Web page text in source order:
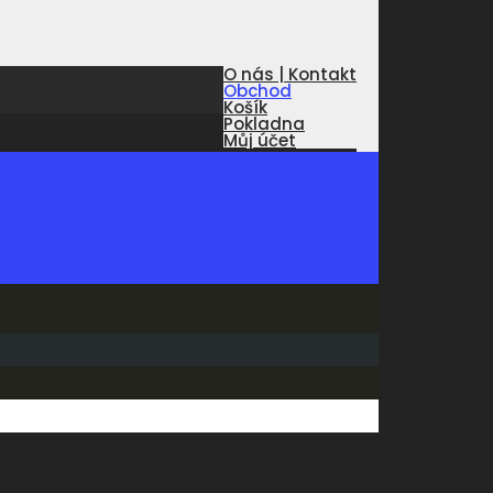
O nás | Kontakt
Obchod
Košík
Pokladna
Můj účet